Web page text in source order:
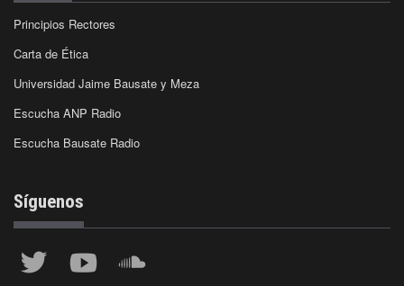
Principios Rectores
Carta de Ética
Universidad Jaime Bausate y Meza
Escucha ANP Radio
Escucha Bausate Radio
Síguenos